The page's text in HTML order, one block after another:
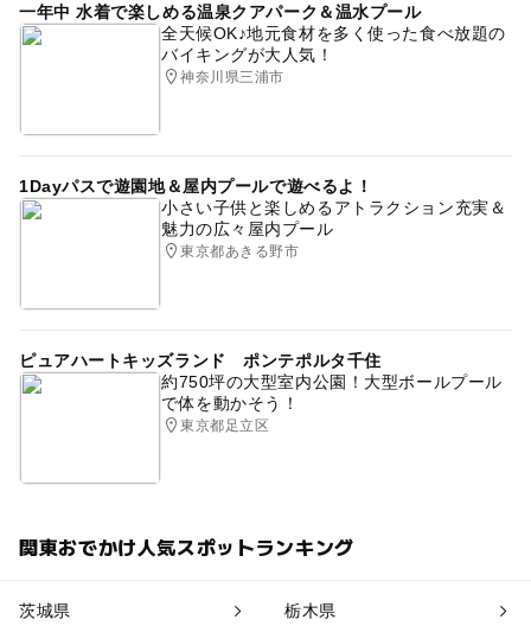
一年中 水着で楽しめる温泉クアパーク＆温水プール
全天候OK♪地元食材を多く使った食べ放題の
バイキングが大人気！
神奈川県三浦市
1Dayパスで遊園地＆屋内プールで遊べるよ！
小さい子供と楽しめるアトラクション充実＆
魅力の広々屋内プール
東京都あきる野市
ピュアハートキッズランド ポンテポルタ千住
約750坪の大型室内公園！大型ボールプール
で体を動かそう！
東京都足立区
関東おでかけ人気スポットランキング
茨城県 栃木県